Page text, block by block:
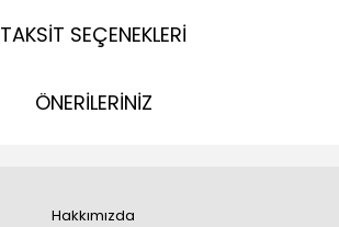
TAKSİT SEÇENEKLERİ
ÖNERİLERİNİZ
Hakkımızda